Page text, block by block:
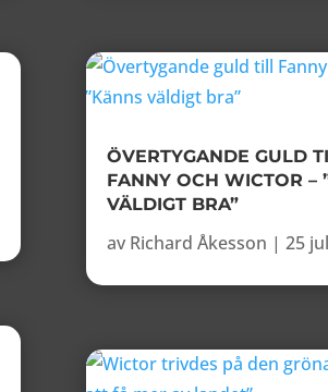
ÖVERTYGANDE GULD
FANNY OCH WICTOR –
VÄLDIGT BRA”
av Richard Åkesson | 25